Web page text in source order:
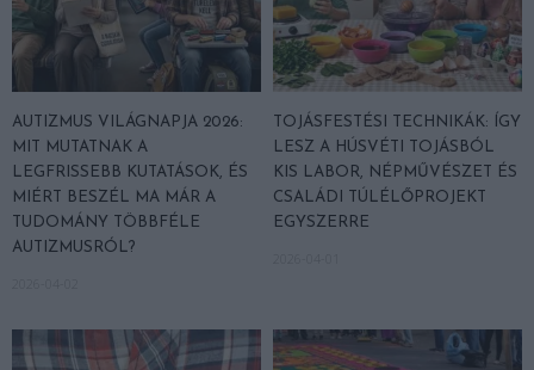
AUTIZMUS VILÁGNAPJA 2026:
MIT MUTATNAK A
LEGFRISSEBB KUTATÁSOK, ÉS
MIÉRT BESZÉL MA MÁR A
TUDOMÁNY TÖBBFÉLE
AUTIZMUSRÓL?
TOJÁSFESTÉSI TECHNIKÁK: ÍGY
LESZ A HÚSVÉTI TOJÁSBÓL
KIS LABOR, NÉPMŰVÉSZET ÉS
CSALÁDI TÚLÉLŐPROJEKT
EGYSZERRE